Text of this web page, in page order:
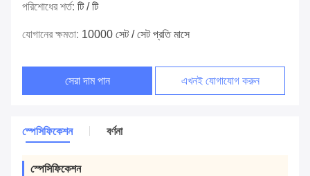
পরিশোধের শর্ত: টি / টি
যোগানের ক্ষমতা: 10000 সেট / সেট প্রতি মাসে
সেরা দাম পান এখনই যোগাযোগ করুন
স্পেসিফিকেশন বর্ণনা
স্পেসিফিকেশন